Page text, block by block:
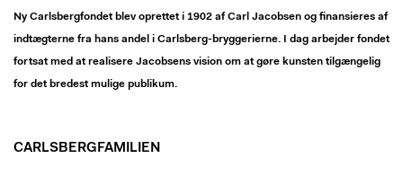
Ny Carlsbergfondet blev oprettet i 1902 af Carl Jacobsen og finansieres af
indtægterne fra hans andel i Carlsberg-bryggerierne. I dag arbejder fondet
fortsat med at realisere Jacobsens vision om at gøre kunsten tilgængelig
for det bredest mulige publikum.
CARLSBERGFAMILIEN